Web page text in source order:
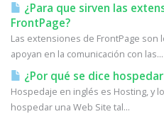
¿Para que sirven las
FrontPage?
Las extensiones de FrontPage son
apoyan en la comunicación con las...
¿Por qué se dice
Hospedaje en inglés es Hosting, y
hospedar una Web Site tal...